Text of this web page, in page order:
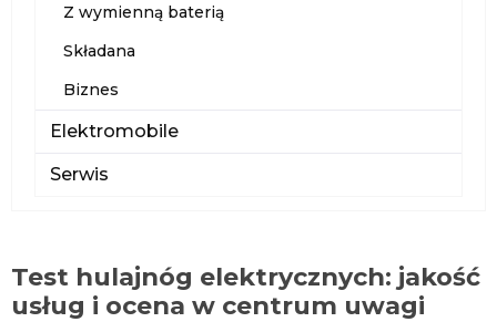
Z wymienną baterią
Składana
Biznes
Elektromobile
Serwis
Test hulajnóg elektrycznych: jakość
usług i ocena w centrum uwagi